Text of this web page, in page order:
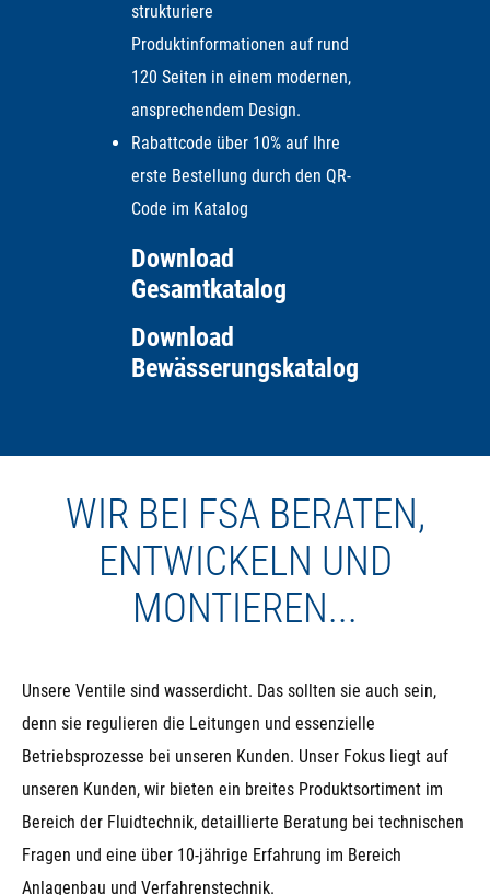
strukturiere
Produktinformationen auf rund
120 Seiten in einem modernen,
ansprechendem Design.
Rabattcode über 10% auf Ihre
erste Bestellung durch den QR-
Code im Katalog
Download
Gesamtkatalog
Download
Bewässerungskatalog
WIR BEI FSA BERATEN,
ENTWICKELN UND
MONTIEREN...
Unsere Ventile sind wasserdicht. Das sollten sie auch sein,
denn sie regulieren die Leitungen und essenzielle
Betriebsprozesse bei unseren Kunden. Unser Fokus liegt auf
unseren Kunden, wir bieten ein breites Produktsortiment im
Bereich der Fluidtechnik, detaillierte Beratung bei technischen
Fragen und eine über 10-jährige Erfahrung im Bereich
Anlagenbau und Verfahrenstechnik.